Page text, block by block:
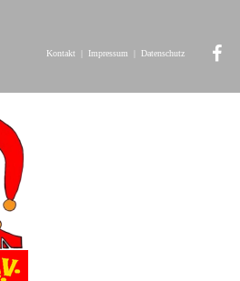
Kontakt Impressum Datenschutz